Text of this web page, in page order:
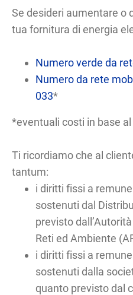
Se desideri aumentare o
tua fornitura di energia
Numero verde da
Numero da rete
033*
*eventuali costi in base
Ti ricordiamo che al
tantum:
i diritti fissi a
sostenuti dal
previsto
Reti ed Ambiente
i diritti fissi a
sostenuti dalla
quanto previsto dal